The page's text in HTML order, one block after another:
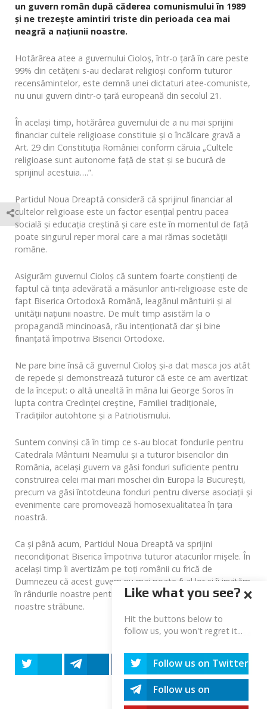
un guvern român după căderea comunismului în 1989
şi ne trezeşte amintiri triste din perioada cea mai
neagră a naţiunii noastre.
Hotărârea atee a guvernului Cioloş, într-o ţară în care peste
99% din cetăţeni s-au declarat religioşi conform tuturor
recensămintelor, este demnă unei dictaturi atee-comuniste,
nu unui guvern dintr-o ţară europeană din secolul 21.
În acelaşi timp, hotărârea guvernului de a nu mai sprijini
financiar cultele religioase constituie şi o încălcare gravă a
Art. 29 din Constituţia României conform căruia „Cultele
religioase sunt autonome faţă de stat şi se bucură de
sprijinul acestuia….”.
Partidul Noua Dreaptă consideră că sprijinul financiar al
cultelor religioase este un factor esenţial pentru pacea
socială şi educaţia creştină şi care este în momentul de faţă
poate singurul reper moral care a mai rămas societăţii
române.
Asigurăm guvernul Cioloş că suntem foarte conştienţi de
faptul că tinţa adevărată a măsurilor anti-religioase este de
fapt Biserica Ortodoxă Română, leagănul mântuirii şi al
unităţii naţiunii noastre. De mult timp asistăm la o
propagandă mincinoasă, rău intenţionată dar şi bine
finanţată împotriva Bisericii Ortodoxe.
Ne pare bine însă că guvernul Cioloş şi-a dat masca jos atât
de repede şi demonstrează tuturor că este ce am avertizat
de la început: o altă unealtă în mâna lui George Soros în
lupta contra Credinţei creştine, Familiei tradiţionale,
Tradiţiilor autohtone şi a Patriotismului.
Suntem convinşi că în timp ce s-au blocat fondurile pentru
Catedrala Mântuirii Neamului şi a tuturor bisericilor din
România, acelaşi guvern va găsi fonduri suficiente pentru
construirea celei mai mari moschei din Europa la Bucureşti,
precum va găsi întotdeuna fonduri pentru diverse asociaţii şi
evenimente care promovează homosexualitatea în ţara
noastră.
Ca şi până acum, Partidul Noua Dreaptă va sprijini
necondiţionat Biserica împotriva tuturor atacurilor mişele. În
acelaşi timp îi avertizăm pe toţi românii cu frică de
Dumnezeu că acest guvern nu mai poate fi al lor şi îi invităm
în rândurile noastre pentru apărarea Credinţei şi Bisericii
noastre străbune.
Biroul de Presa
Share Share Share
Like what you see?
Hit the buttons below to
follow us, you won't regret it...
Follow us on Twitter
Follow us on